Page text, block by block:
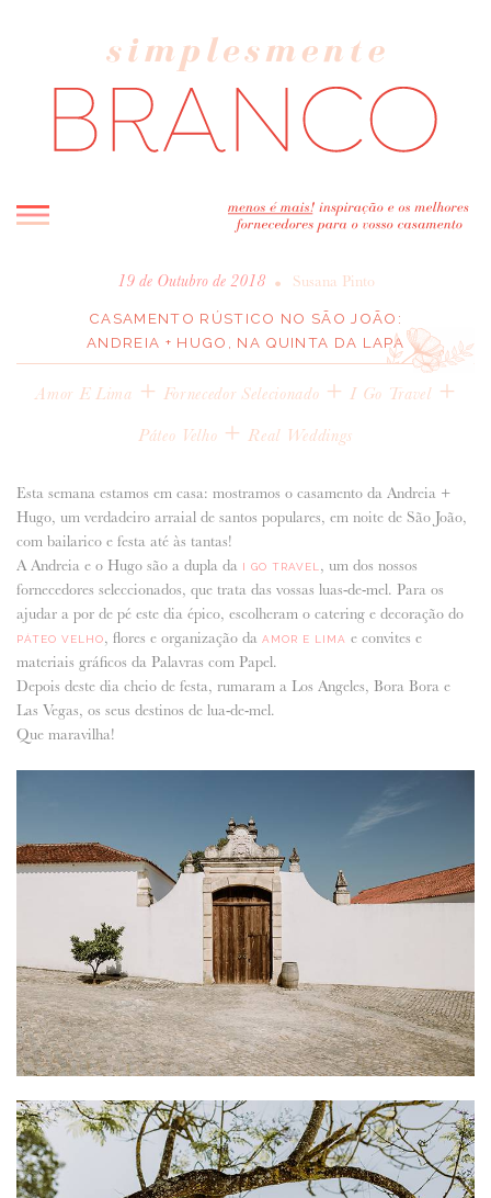
INICIO
BLOG
MELHOR INSPIRAÇÃO
CASAVA-ME AQUI!
FORNECEDORES RECOMENDADOS
ANUNCIE CONNOSCO
19 de Outubro de 2018 • Susana Pinto
CASAMENTO RÚSTICO NO SÃO JOÃO:
ANDREIA + HUGO, NA QUINTA DA LAPA
Amor E Lima + Fornecedor Selecionado +I Go Travel+
Páteo Velho +Real Weddings
Esta semana estamos em casa: mostramos o casamento da Andreia +
Hugo, um verdadeiro arraial de santos populares, em noite de São João,
com bailarico e festa até às tantas!
A Andreia e o Hugo são a dupla da
I GO TRAVEL , um dos nossos
fornecedores seleccionados, que trata das vossas luas-de-mel. Para os
ajudar a por de pé este dia épico, escolheram o catering e decoração do
PÁTEO VELHO, flores e organização da AMOR E LIMA e convites e
materiais gráficos da Palavras com Papel.
Depois deste dia cheio de festa, rumaram a Los Angeles, Bora Bora e
Las Vegas, os seus destinos de lua-de-mel.
Que maravilha!